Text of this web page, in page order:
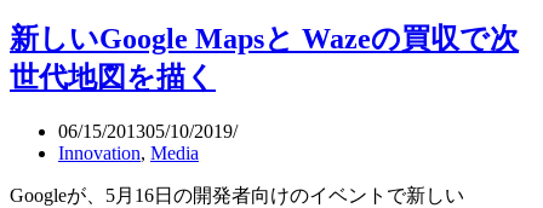
と
リ
ビ
グ
戦
略
新しいGoogle Mapsと Wazeの買収で次
世代地図を描く
06/15/201305/10/2019
Innovation, Media
Googleが、5月16日の開発者向けのイベントで新しい